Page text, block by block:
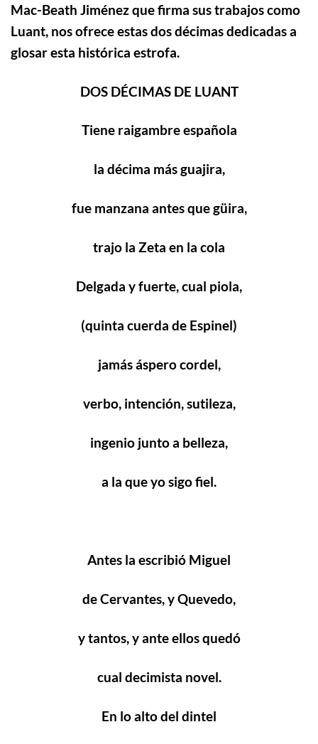
Mac-Beath Jiménezque firma sus trabajos como
Luant, nos ofrece estas dos décimas dedicadas a
glosar esta histórica estrofa.
DOS DÉCIMAS DE LUANT
Tiene raigambre española
la décima más guajira,
fue manzana antes que güira,
trajo la Zeta en la cola
Delgada y fuerte, cual piola,
(quinta cuerda de Espinel)
jamás áspero cordel,
verbo, intención, sutileza,
ingenio junto a belleza,
a la que yo sigo fiel.
Antes la escribió Miguel
de Cervantes, y Quevedo,
y tantos, y ante ellos quedó
cual decimista novel.
En lo alto del dintel